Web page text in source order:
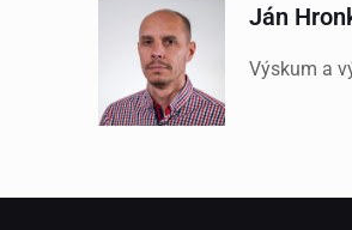
Ján
Výskum a